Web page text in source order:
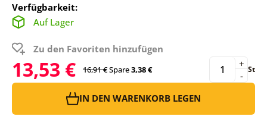
Verfügbarkeit:
Auf Lager
Zu den Favoriten hinzufügen
13,53 € 16,91 €Spare3,38 € -
+ St
IN DEN WARENKORB LEGEN